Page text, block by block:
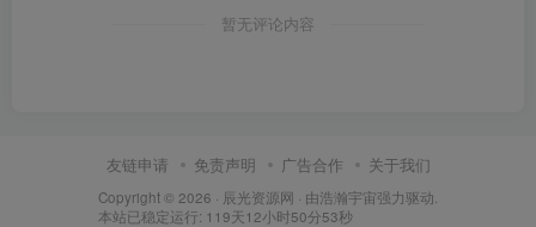
暂无评论内容
友链申请 免责声明 广告合作 关于我们
Copyright © 2026 · 辰光资源网 · 由浩瀚宇宙强力驱动.
本站已稳定运行: 119天12小时50分54秒